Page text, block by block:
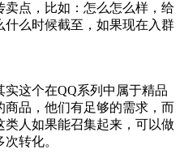
点，比如：怎么怎么样，给
么时候截至，如果现在入群
这个在QQ系列中属于精品
品，他们有足够的需求，而
类人如果能召集起来，可以做
转化。